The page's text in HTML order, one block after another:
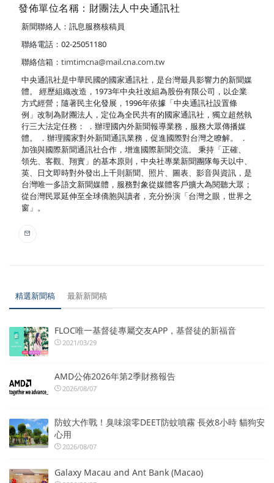
發佈單位名稱：財團法人中央通訊社
新聞聯絡人：訊息服務核稿員
聯絡電話：02-25051180
聯絡信箱： timtimcna@mail.cna.com.tw
中央通訊社是中華民國的國家通訊社，是台灣最具影響力的新聞媒
體。 經歷組織改造，1973年中央社改組為股份有限公司，以企業
方式經營；隨著民主化發展，1996年依據「中央通訊社設置條
例」改制為財團法人，定位為全民共有的國家通訊社，獨立超然執
行三大法定任務： ．辦理國內外新聞報導業務，服務大眾傳播媒
體。 ．辦理國家對外新聞通訊業務，促進國際對台灣之瞭解。 ．
加強與國際新聞通訊社合作，增進國際新聞交流。 秉持「正確、
領先、客觀、翔實」的基本原則，中央社專業新聞團隊每天以中、
英、日文即時對外發出上千則新聞、照片、圖表、影音與資訊，是
台灣唯一多語文新聞媒體，服務對象從媒體客戶擴大為閱聽大眾；
從台灣民眾延伸至全球僑胞與讀者，充分扮演「台灣之眼，世界之
窗」。
精選新聞稿 最新新聞稿
FLOC唯一基督徒專屬交友APP，基督徒的新福音
2021/03/29
AMD公佈2026年第2季財務報告
2026/08/07
防蚊大作戰！臭味滾零DEET防蚊噴霧 長效8小時 貓狗安
心用
2026/08/07
Galaxy Macau and Ant Bank (Macao)